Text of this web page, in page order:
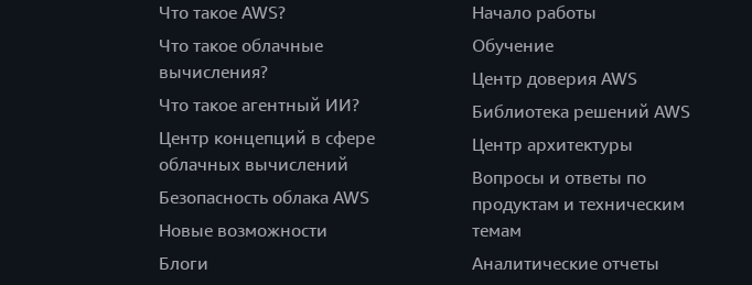
Что такое AWS?
Что такое облачные
вычисления?
Что такое агентный ИИ?
Центр концепций в сфере
облачных вычислений
Безопасность облака AWS
Новые возможности
Блоги
Начало работы
Обучение
Центр доверия AWS
Библиотека решений AWS
Центр архитектуры
Вопросы и ответы по
продуктам и техническим
темам
Аналитические отчеты